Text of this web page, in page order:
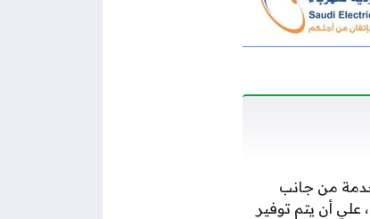
من جانب
علي أن يتم توفير